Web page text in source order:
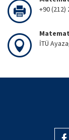
+90 (212)
İTÜ